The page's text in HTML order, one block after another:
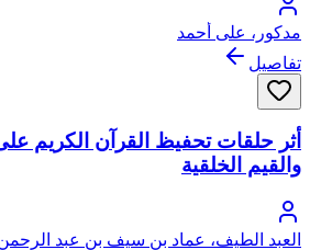
مدكور، على أحمد
تفاصيل
أثر حلقات تحفيظ القرآن الكريم
والقيم الخلقية
العبد الطيف، عماد بن سيف بن عبد